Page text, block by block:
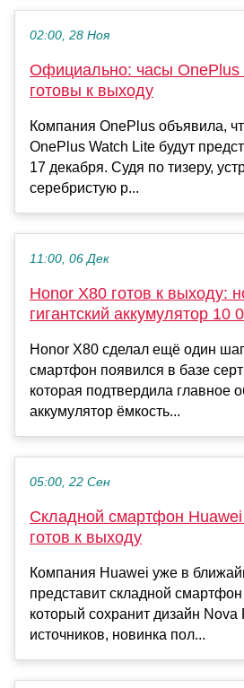
02:00, 28 Ноя
Официально: часы OnePlus
готовы к выходу
Компания OnePlus объявила,
OnePlus Watch Lite будут
17 декабря. Судя по тизеру,
серебристую р...
11:00, 06 Дек
Honor X80 готов к выходу:
гигантский аккумулятор 10
Honor X80 сделал ещё один
смартфон появился в базе
которая подтвердила главное
аккумулятор ёмкость...
05:00, 22 Сен
Складной смартфон
готов к выходу
Компания Huawei уже в
представит складной
который сохранит дизайн
источников, новинка пол...